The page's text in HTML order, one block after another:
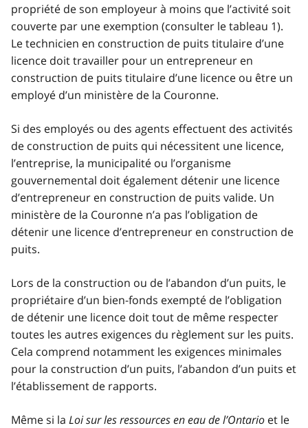
propriété de son employeur à moins que l’activité soit
couverte par une exemption (consulter le tableau 1).
Le technicien en construction de puits titulaire d’une
licence doit travailler pour un entrepreneur en
construction de puits titulaire d’une licence ou être un
employé d’un ministère de la Couronne.
Si des employés ou des agents effectuent des activités
de construction de puits qui nécessitent une licence,
l’entreprise, la municipalité ou l’organisme
gouvernemental doit également détenir une licence
d’entrepreneur en construction de puits valide. Un
ministère de la Couronne n’a pas l’obligation de
détenir une licence d’entrepreneur en construction de
puits.
Lors de la construction ou de l’abandon d’un puits, le
propriétaire d’un bien-fonds exempté de l’obligation
de détenir une licence doit tout de même respecter
toutes les autres exigences du règlement sur les puits.
Cela comprend notamment les exigences minimales
pour la construction d’un puits, l’abandon d’un puits et
l’établissement de rapports.
Même si la Loi sur les ressources en eau de l’Ontario et le